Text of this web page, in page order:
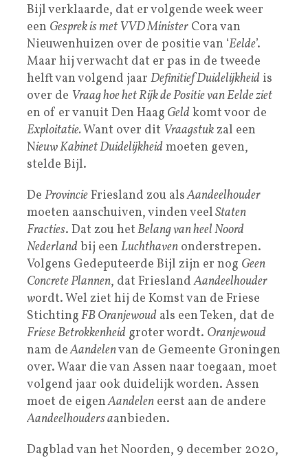
Bijl verklaarde, dat er volgende week weer
een Gesprek is met VVD Minister Cora van
Nieuwenhuizen over de positie van ‘Eelde’.
Maar hij verwacht dat er pas in de tweede
helft van volgend jaar Definitief Duidelijkheid is
over de Vraag hoe het Rijk de Positie van Eelde ziet
en of er vanuit Den Haag Geldkomt voor de
Exploitatie.Want over dit Vraagstukzal een
Nieuw Kabinet Duidelijkheidmoeten geven,
stelde Bijl.
De ProvincieFriesland zou alsAandeelhouder
moeten aanschuiven, vinden veelStaten
Fracties. Dat zou hetBelang van heel Noord
Nederlandbij een Luchthaven onderstrepen.
Volgens Gedeputeerde Bijl zijn er nog Geen
Concrete Plannen, dat FrieslandAandeelhouder
wordt. Wel ziet hij de Komst van de Friese
StichtingFB Oranjewoud als een Teken, dat de
Friese Betrokkenheid groter wordt. Oranjewoud
nam deAandelenvan de Gemeente Groningen
over. Waar die van Assen naar toegaan, moet
volgend jaar ook duidelijk worden. Assen
moet de eigenAandelen eerst aan de andere
Aandeelhouders aanbieden.
Dagblad van het Noorden, 9 december 2020,